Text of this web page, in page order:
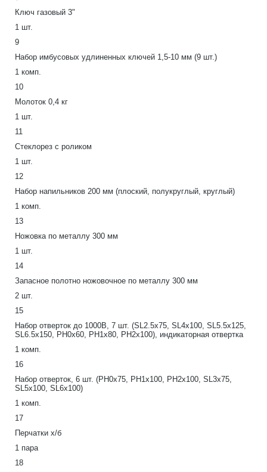
Ключ газовый 3"
1 шт.
9
Набор имбусовых удлиненных ключей 1,5-10 мм (9 шт.)
1 комп.
10
Молоток 0,4 кг
1 шт.
11
Стеклорез с роликом
1 шт.
12
Набор напильников 200 мм (плоский, полукруглый, круглый)
1 комп.
13
Ножовка по металлу 300 мм
1 шт.
14
Запасное полотно ножовочное по металлу 300 мм
2 шт.
15
Набор отверток до 1000В, 7 шт. (SL2.5х75, SL4х100, SL5.5х125,
SL6.5х150, PH0х60, PH1х80, PH2х100), индикаторная отвертка
1 комп.
16
Набор отверток, 6 шт. (РН0х75, РН1х100, РН2х100, SL3х75,
SL5х100, SL6х100)
1 комп.
17
Перчатки х/б
1 пара
18